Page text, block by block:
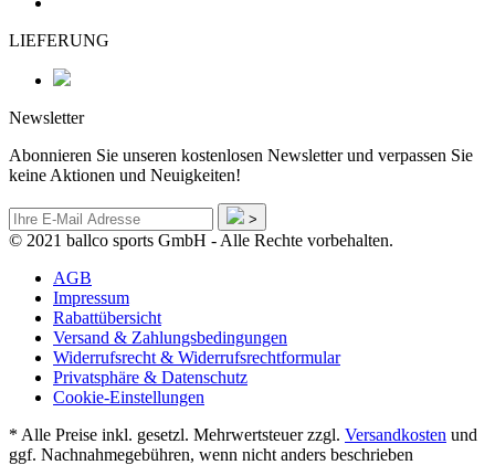
LIEFERUNG
Newsletter
Abonnieren Sie unseren kostenlosen Newsletter und verpassen Sie
keine Aktionen und Neuigkeiten!
>
© 2021 ballco sports GmbH - Alle Rechte vorbehalten.
AGB
Impressum
Rabattübersicht
Versand & Zahlungsbedingungen
Widerrufsrecht & Widerrufsrechtformular
Privatsphäre & Datenschutz
Cookie-Einstellungen
* Alle Preise inkl. gesetzl. Mehrwertsteuer zzgl. Versandkosten und
ggf. Nachnahmegebühren, wenn nicht anders beschrieben